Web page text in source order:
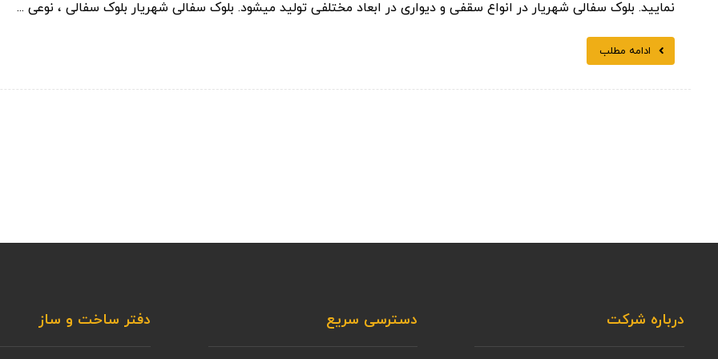
نمایید. بلوک سفالی شهریار در انواع سقفی و دیواری در ابعاد مختلفی تولید میشود. بلوک سفالی شهریار بلوک سفالی ، نوعی ...
ادامه مطلب
درباره شرکت دسترسی سریع دفتر ساخت و ساز